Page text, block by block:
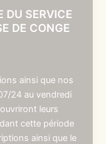
DU SERVICE
DE CONGE
ainsi que nos
24 au vendredi
leurs
cette période
ainsi que le